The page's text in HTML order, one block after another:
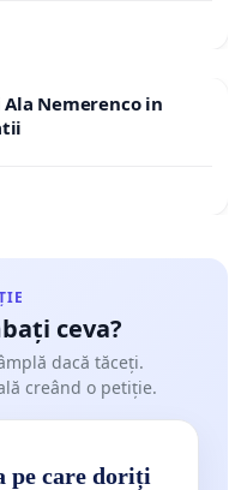
Nemerenco in
ceva?
dacă tăceți.
creând o petiție.
pe care doriți